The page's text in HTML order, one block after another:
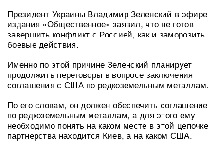
Президент Украины Владимир Зеленский в эфире
издания «Общественное» заявил, что не готов
завершить конфликт с Россией, как и заморозить
боевые действия.
Именно по этой причине Зеленский планирует
продолжить переговоры в вопросе заключения
соглашения с США по редкоземельным металлам.
По его словам, он должен обеспечить соглашение
по редкоземельным металлам, а для этого ему
необходимо понять на каком месте в этой цепочке
партнерства находится Киев, а на каком США.